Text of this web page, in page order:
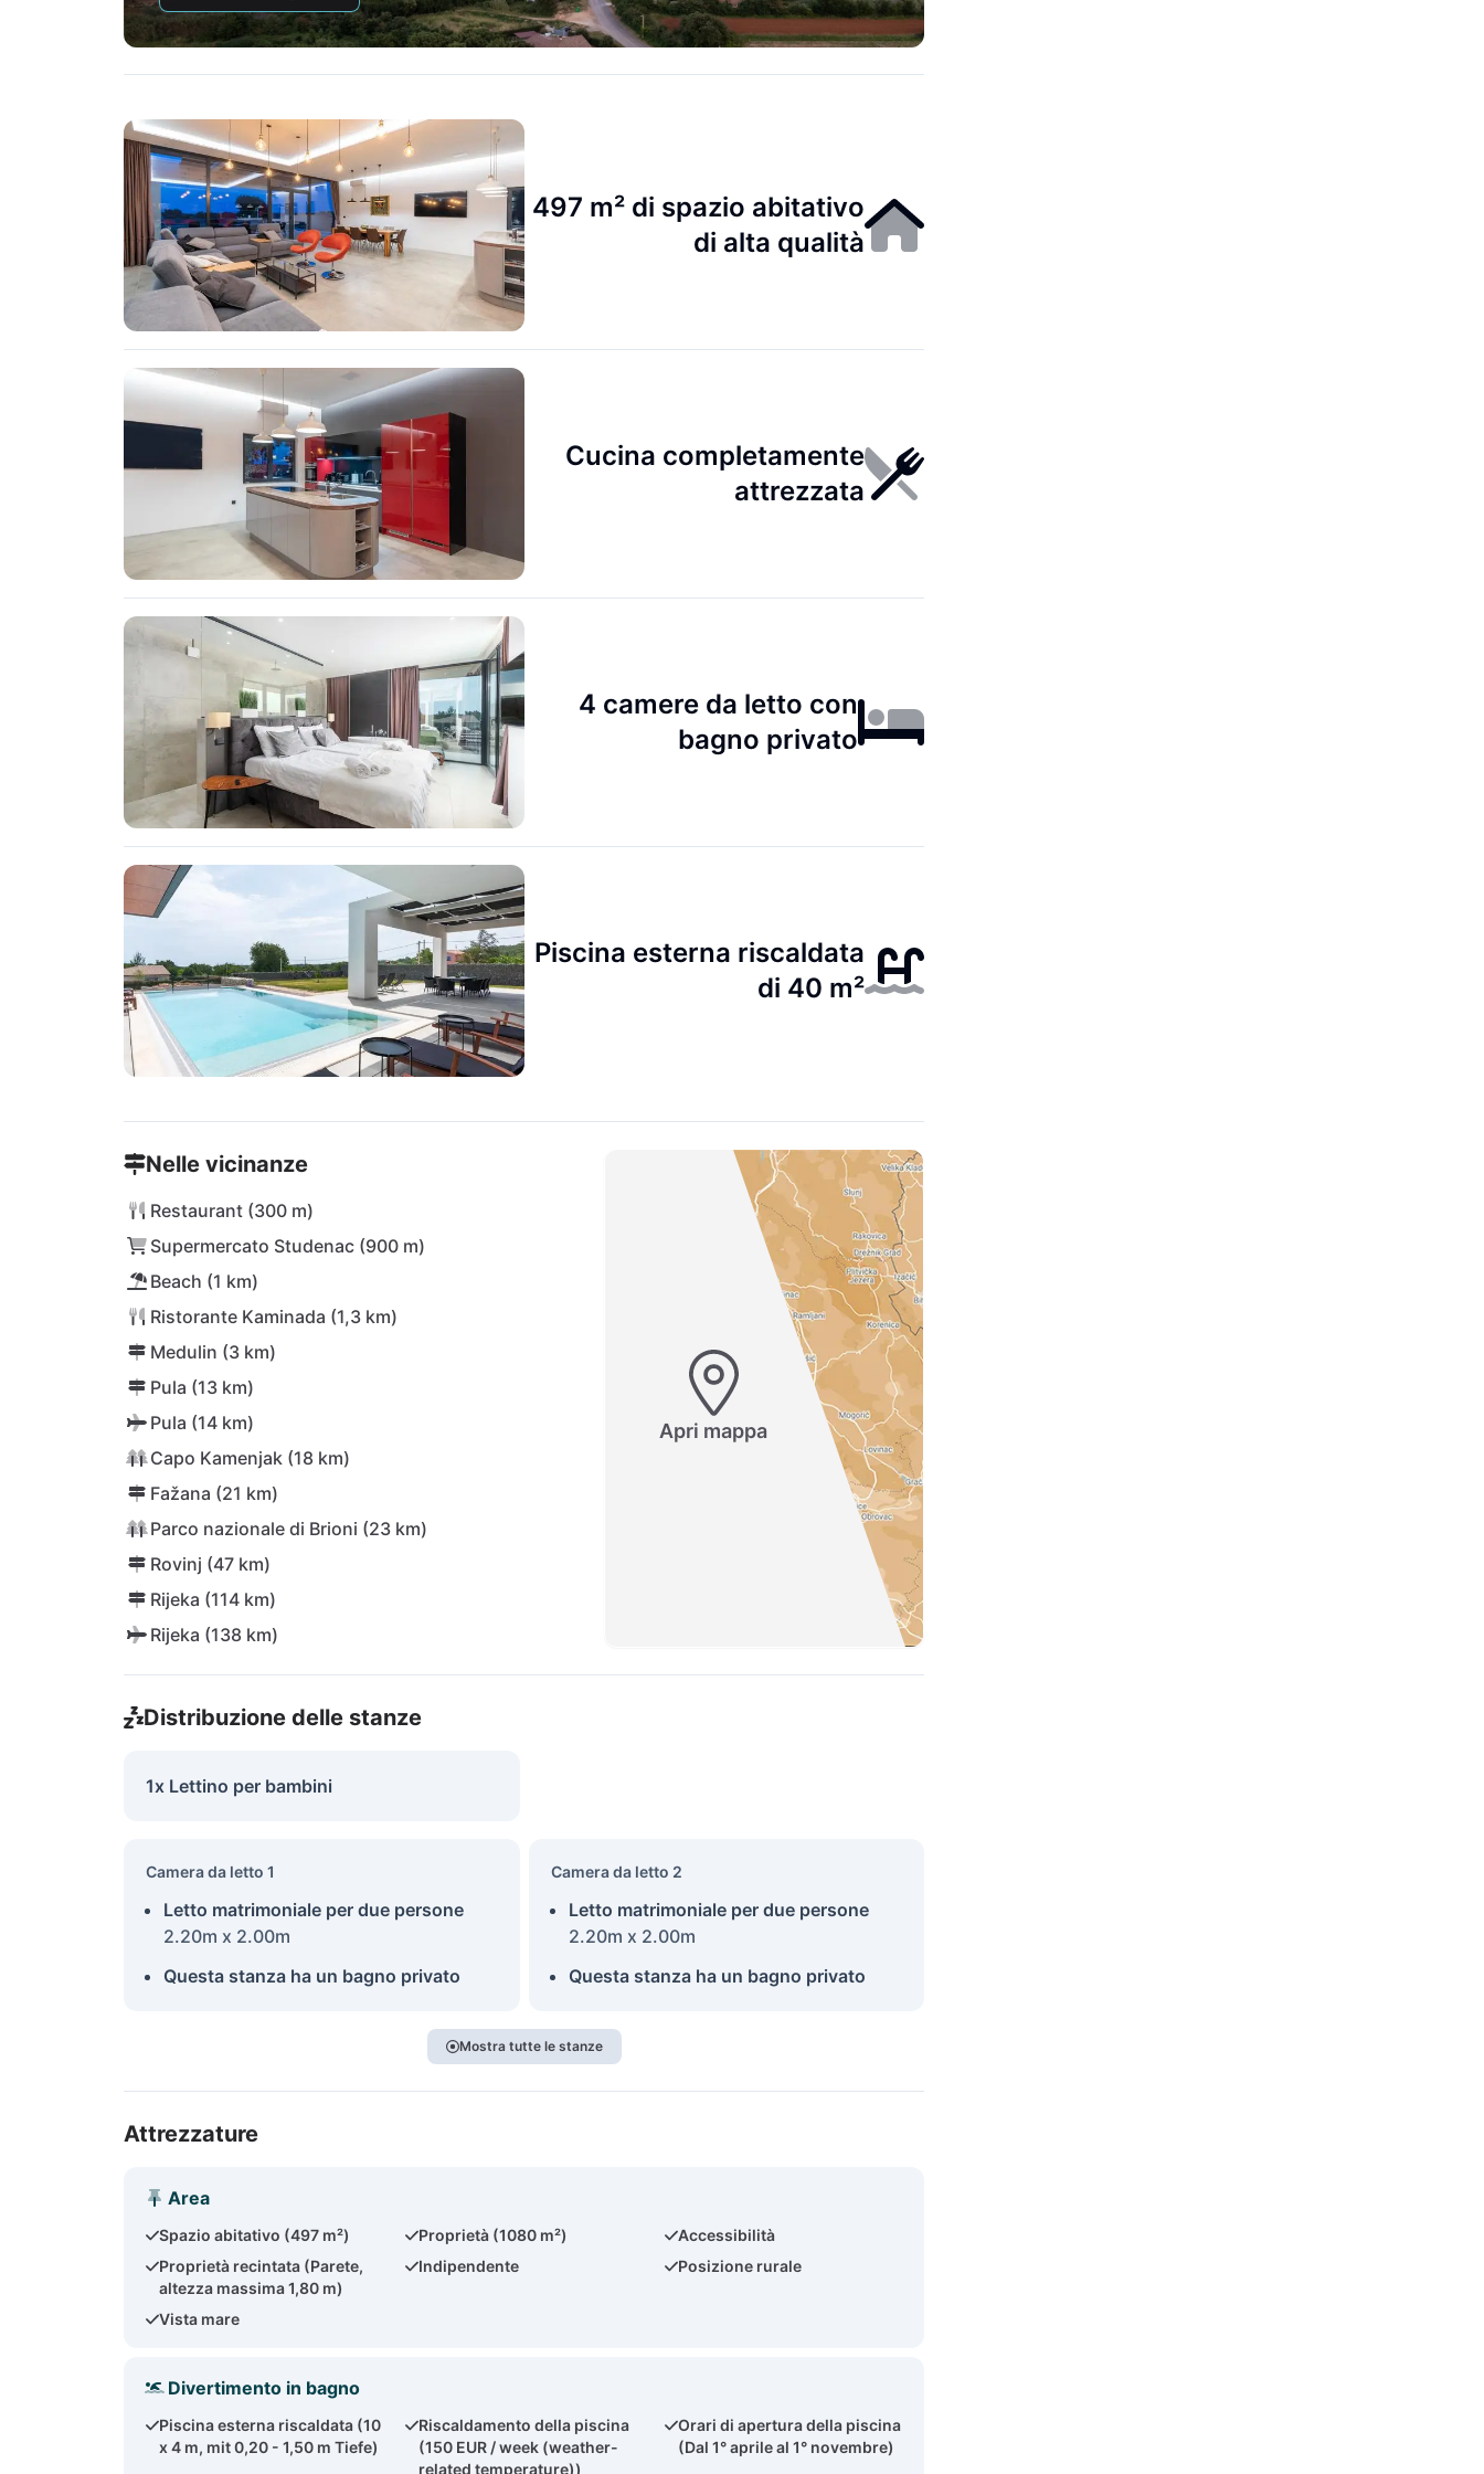
497 m² di spazio abitativo
di alta qualità
Cucina completamente
attrezzata
4 camere da letto con
bagno privato
Piscina esterna riscaldata
di 40 m²
Nelle vicinanze
Restaurant (300 m)
Supermercato Studenac (900 m)
Beach (1 km)
Ristorante Kaminada (1,3 km)
Medulin (3 km)
Pula (13 km)
Pula (14 km)
Capo Kamenjak (18 km)
Fažana (21 km)
Parco nazionale di Brioni (23 km)
Rovinj (47 km)
Rijeka (114 km)
Rijeka (138 km)
Apri mappa
Distribuzione delle stanze
1x Lettino per bambini
Camera da letto 1
Letto matrimoniale per due persone
2.20m x 2.00m
Questa stanza ha un bagno privato
Camera da letto 2
Letto matrimoniale per due persone
2.20m x 2.00m
Questa stanza ha un bagno privato
Mostra tutte le stanze
Attrezzature
Area
Spazio abitativo (497 m²) Proprietà (1080 m²)
Accessibilità
Proprietà recintata (Parete,
altezza massima 1,80 m)
Indipendente Posizione rurale
Vista mare
Divertimento in bagno
Piscina esterna riscaldata (10
x 4 m, mit 0,20 - 1,50 m Tiefe)
Riscaldamento della piscina
(150 EUR / week (weather-
related temperature))
Orari di apertura della piscina
(Dal 1° aprile al 1° novembre)